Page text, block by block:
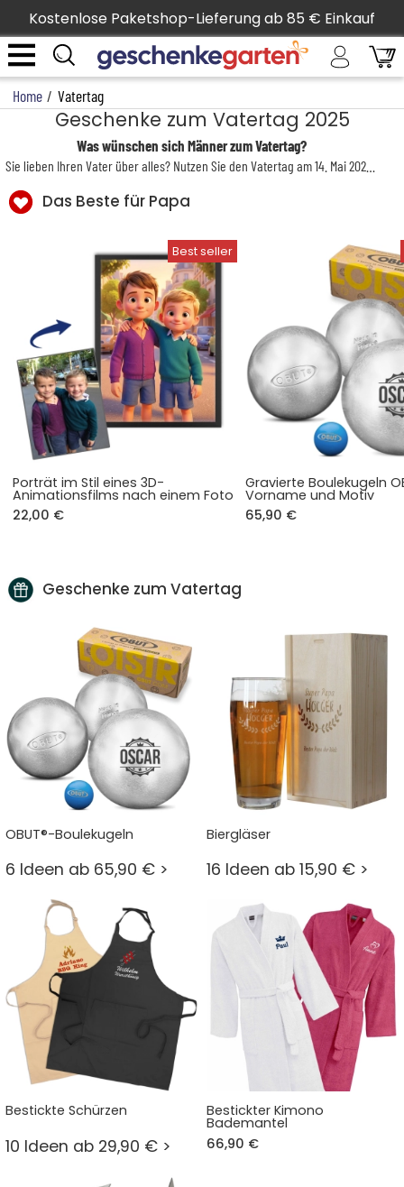
Kostenlose Paketshop-Lieferung ab 85 € Einkauf
Home / Vatertag
Geschenke zum Vatertag 2025
Was wünschen sich Männer zum Vatertag?
Das Beste für Papa
Porträt im Stil eines 3D-
Animationsfilms nach einem Foto
22,00 €
Gravierte Boulekugeln
Vorname und Motiv
65,90 €
Geschenke zum Vatertag
OBUT®-Boulekugeln
6 Ideen ab 65,90 € >
Biergläser
16 Ideen ab 15,90 € >
Bestickte Schürzen
10 Ideen ab 29,90 € >
Bestickter Kimono
Bademantel
66,90 €